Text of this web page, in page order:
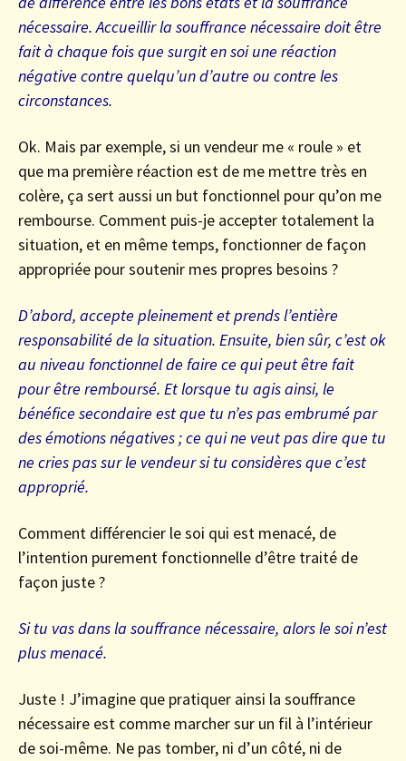
nécessaire. Accueillir la souffrance nécessaire doit être
fait à chaque fois que surgit en soi une réaction
négative contre quelqu’un d’autre ou contre les
circonstances.
Ok. Mais par exemple, si un vendeur me « roule » et
que ma première réaction est de me mettre très en
colère, ça sert aussi un but fonctionnel pour qu’on me
rembourse. Comment puis-je accepter totalement la
situation, et en même temps, fonctionner de façon
appropriée pour soutenir mes propres besoins ?
D’abord, accepte pleinement et prends l’entière
responsabilité de la situation. Ensuite, bien sûr, c’est ok
au niveau fonctionnel de faire ce qui peut être fait
pour être remboursé. Et lorsque tu agis ainsi, le
bénéfice secondaire est que tu n’es pas embrumé par
des émotions négatives ; ce qui ne veut pas dire que tu
ne cries pas sur le vendeur si tu considères que c’est
approprié.
Comment différencier le soi qui est menacé, de
l’intention purement fonctionnelle d’être traité de
façon juste ?
Si tu vas dans la souffrance nécessaire, alors le soi n’est
plus menacé.
Juste ! J’imagine que pratiquer ainsi la souffrance
nécessaire est comme marcher sur un fil à l’intérieur
de soi-même. Ne pas tomber, ni d’un côté, ni de